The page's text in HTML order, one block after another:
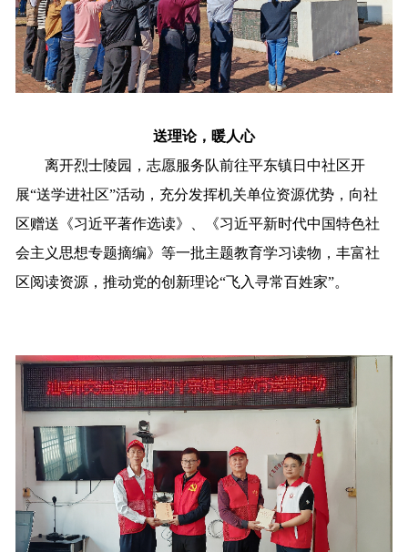
送理论，暖人心
离开烈士陵园，志愿服务队前往平东镇日中社区开
展“送学进社区”活动，充分发挥机关单位资源优势，向社
区赠送《习近平著作选读》、《习近平新时代中国特色社
会主义思想专题摘编》等一批主题教育学习读物，丰富社
区阅读资源，推动党的创新理论“飞入寻常百姓家”。